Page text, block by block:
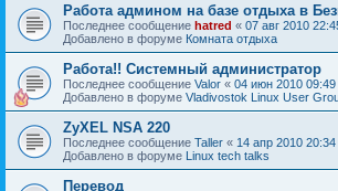
Работа админом на базе отдыха в
Последнее сообщение hatred « 07 авг 2010
Добавлено в форуме Комната отдыха
Работа!! Системный администратор
Последнее сообщение Valor « 04 июн 2010 09:49
Добавлено в форуме Vladivostok Linux User
ZyXEL NSA 220
Последнее сообщение Taller « 14 апр 2010 20:34
Добавлено в форуме Linux tech talks
Перевод